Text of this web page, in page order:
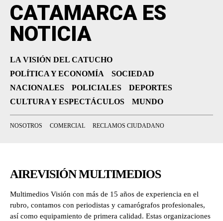
CATAMARCA ES
NOTICIA
LA VISIÓN DEL CATUCHO
POLÍTICA Y ECONOMÍA
SOCIEDAD
NACIONALES
POLICIALES
DEPORTES
CULTURA Y ESPECTÁCULOS
MUNDO
NOSOTROS COMERCIAL RECLAMOS CIUDADANO
AIREVISIÓN MULTIMEDIOS
Multimedios Visión con más de 15 años de experiencia en el
rubro, contamos con periodistas y camarógrafos profesionales,
así como equipamiento de primera calidad. Estas organizaciones